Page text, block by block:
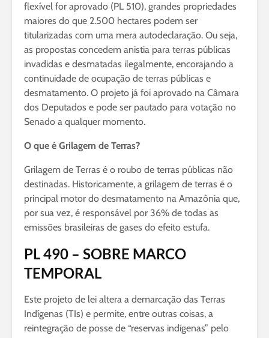
flexível for aprovado (PL 510), grandes propriedades
maiores do que 2.500 hectares podem ser
titularizadas com uma mera autodeclaração. Ou seja,
as propostas concedem anistia para terras públicas
invadidas e desmatadas ilegalmente, encorajando a
continuidade de ocupação de terras públicas e
desmatamento. O projeto já foi aprovado na Câmara
dos Deputados e pode ser pautado para votação no
Senado a qualquer momento.
O que é Grilagem de Terras?
Grilagem de Terras é o roubo de terras públicas não
destinadas. Historicamente, a grilagem de terras é o
principal motor do desmatamento na Amazônia que,
por sua vez, é responsável por 36% de todas as
emissões brasileiras de gases do efeito estufa.
PL 490 – SOBRE MARCO
TEMPORAL
Este projeto de lei altera a demarcação das Terras
Indígenas (TIs) e permite, entre outras coisas, a
reintegração de posse de “reservas indígenas” pelo